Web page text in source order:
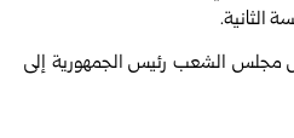
الثانية.
مجلس الشعب رئيس الجمهورية إلى